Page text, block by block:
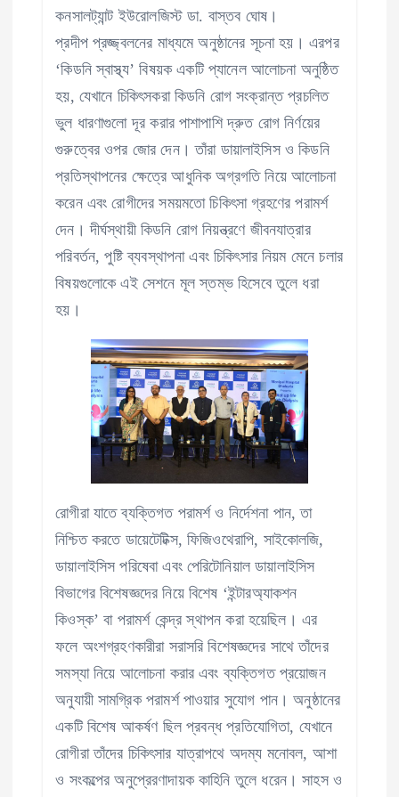
কনসালট্যান্ট ইউরোলজিস্ট ডা. বাস্তব ঘোষ।
প্রদীপ প্রজ্জ্বলনের মাধ্যমে অনুষ্ঠানের সূচনা হয়। এরপর
‘কিডনি স্বাস্থ্য’ বিষয়ক একটি প্যানেল আলোচনা অনুষ্ঠিত
হয়, যেখানে চিকিৎসকরা কিডনি রোগ সংক্রান্ত প্রচলিত
ভুল ধারণাগুলো দূর করার পাশাপাশি দ্রুত রোগ নির্ণয়ের
গুরুত্বের ওপর জোর দেন। তাঁরা ডায়ালাইসিস ও কিডনি
প্রতিস্থাপনের ক্ষেত্রে আধুনিক অগ্রগতি নিয়ে আলোচনা
করেন এবং রোগীদের সময়মতো চিকিৎসা গ্রহণের পরামর্শ
দেন। দীর্ঘস্থায়ী কিডনি রোগ নিয়ন্ত্রণে জীবনযাত্রার
পরিবর্তন, পুষ্টি ব্যবস্থাপনা এবং চিকিৎসার নিয়ম মেনে চলার
বিষয়গুলোকে এই সেশনে মূল স্তম্ভ হিসেবে তুলে ধরা
হয়।
রোগীরা যাতে ব্যক্তিগত পরামর্শ ও নির্দেশনা পান, তা
নিশ্চিত করতে ডায়েটেটিক্স, ফিজিওথেরাপি, সাইকোলজি,
ডায়ালাইসিস পরিষেবা এবং পেরিটোনিয়াল ডায়ালাইসিস
বিভাগের বিশেষজ্ঞদের নিয়ে বিশেষ ‘ইন্টারঅ্যাকশন
কিওস্ক’ বা পরামর্শ কেন্দ্র স্থাপন করা হয়েছিল। এর
ফলে অংশগ্রহণকারীরা সরাসরি বিশেষজ্ঞদের সাথে তাঁদের
সমস্যা নিয়ে আলোচনা করার এবং ব্যক্তিগত প্রয়োজন
অনুযায়ী সামগ্রিক পরামর্শ পাওয়ার সুযোগ পান। অনুষ্ঠানের
একটি বিশেষ আকর্ষণ ছিল প্রবন্ধ প্রতিযোগিতা, যেখানে
রোগীরা তাঁদের চিকিৎসার যাত্রাপথে অদম্য মনোবল, আশা
ও সংকল্পের অনুপ্রেরণাদায়ক কাহিনি তুলে ধরেন। সাহস ও